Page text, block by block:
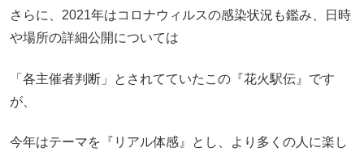
さらに、2021年はコロナウィルスの感染状況も鑑み、日時
や場所の詳細公開については
「各主催者判断」とされてていたこの『花火駅伝』です
が、
今年はテーマを『リアル体感』とし、より多くの人に楽し